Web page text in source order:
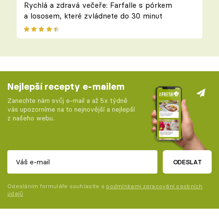
Rychlá a zdravá večeře: Farfalle s pórkem
a lososem, které zvládnete do 30 minut
Nejlepší recepty e-mailem
Zanechte nám svůj e-mail a až 5x týdně
vás upozorníme na to nejnovější a nejlepší
z našeho webu.
ODESLAT
Odesláním formuláře souhlasíte s podmínkami zpracování osobních
údajů